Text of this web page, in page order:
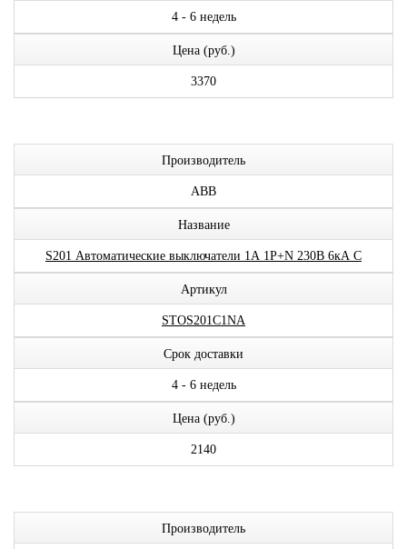
4 - 6 недель
Цена (руб.)
3370
Производитель
ABB
Название
S201 Автоматические выключатели 1А 1P+N 230В 6кА C
Артикул
STOS201C1NA
Срок доставки
4 - 6 недель
Цена (руб.)
2140
Производитель